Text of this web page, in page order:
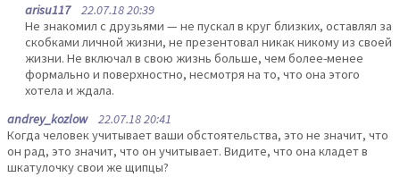
arisu11722.07.18 20:39
Не знакомил с друзьями — не пускал в круг близких, оставлял за
скобками личной жизни, не презентовал никак никому из своей
жизни. Не включал в свою жизнь больше, чем более-менее
формально и поверхностно, несмотря на то, что она этого
хотела и ждала.
andrey_kozlow22.07.18 20:41
Когда человек учитывает ваши обстоятельства, это не значит, что
он рад, это значит, что он учитывает. Видите, что она кладет в
шкатулочку свои же щипцы?